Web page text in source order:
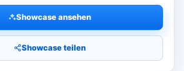
Showcase ansehen
Showcase teilen